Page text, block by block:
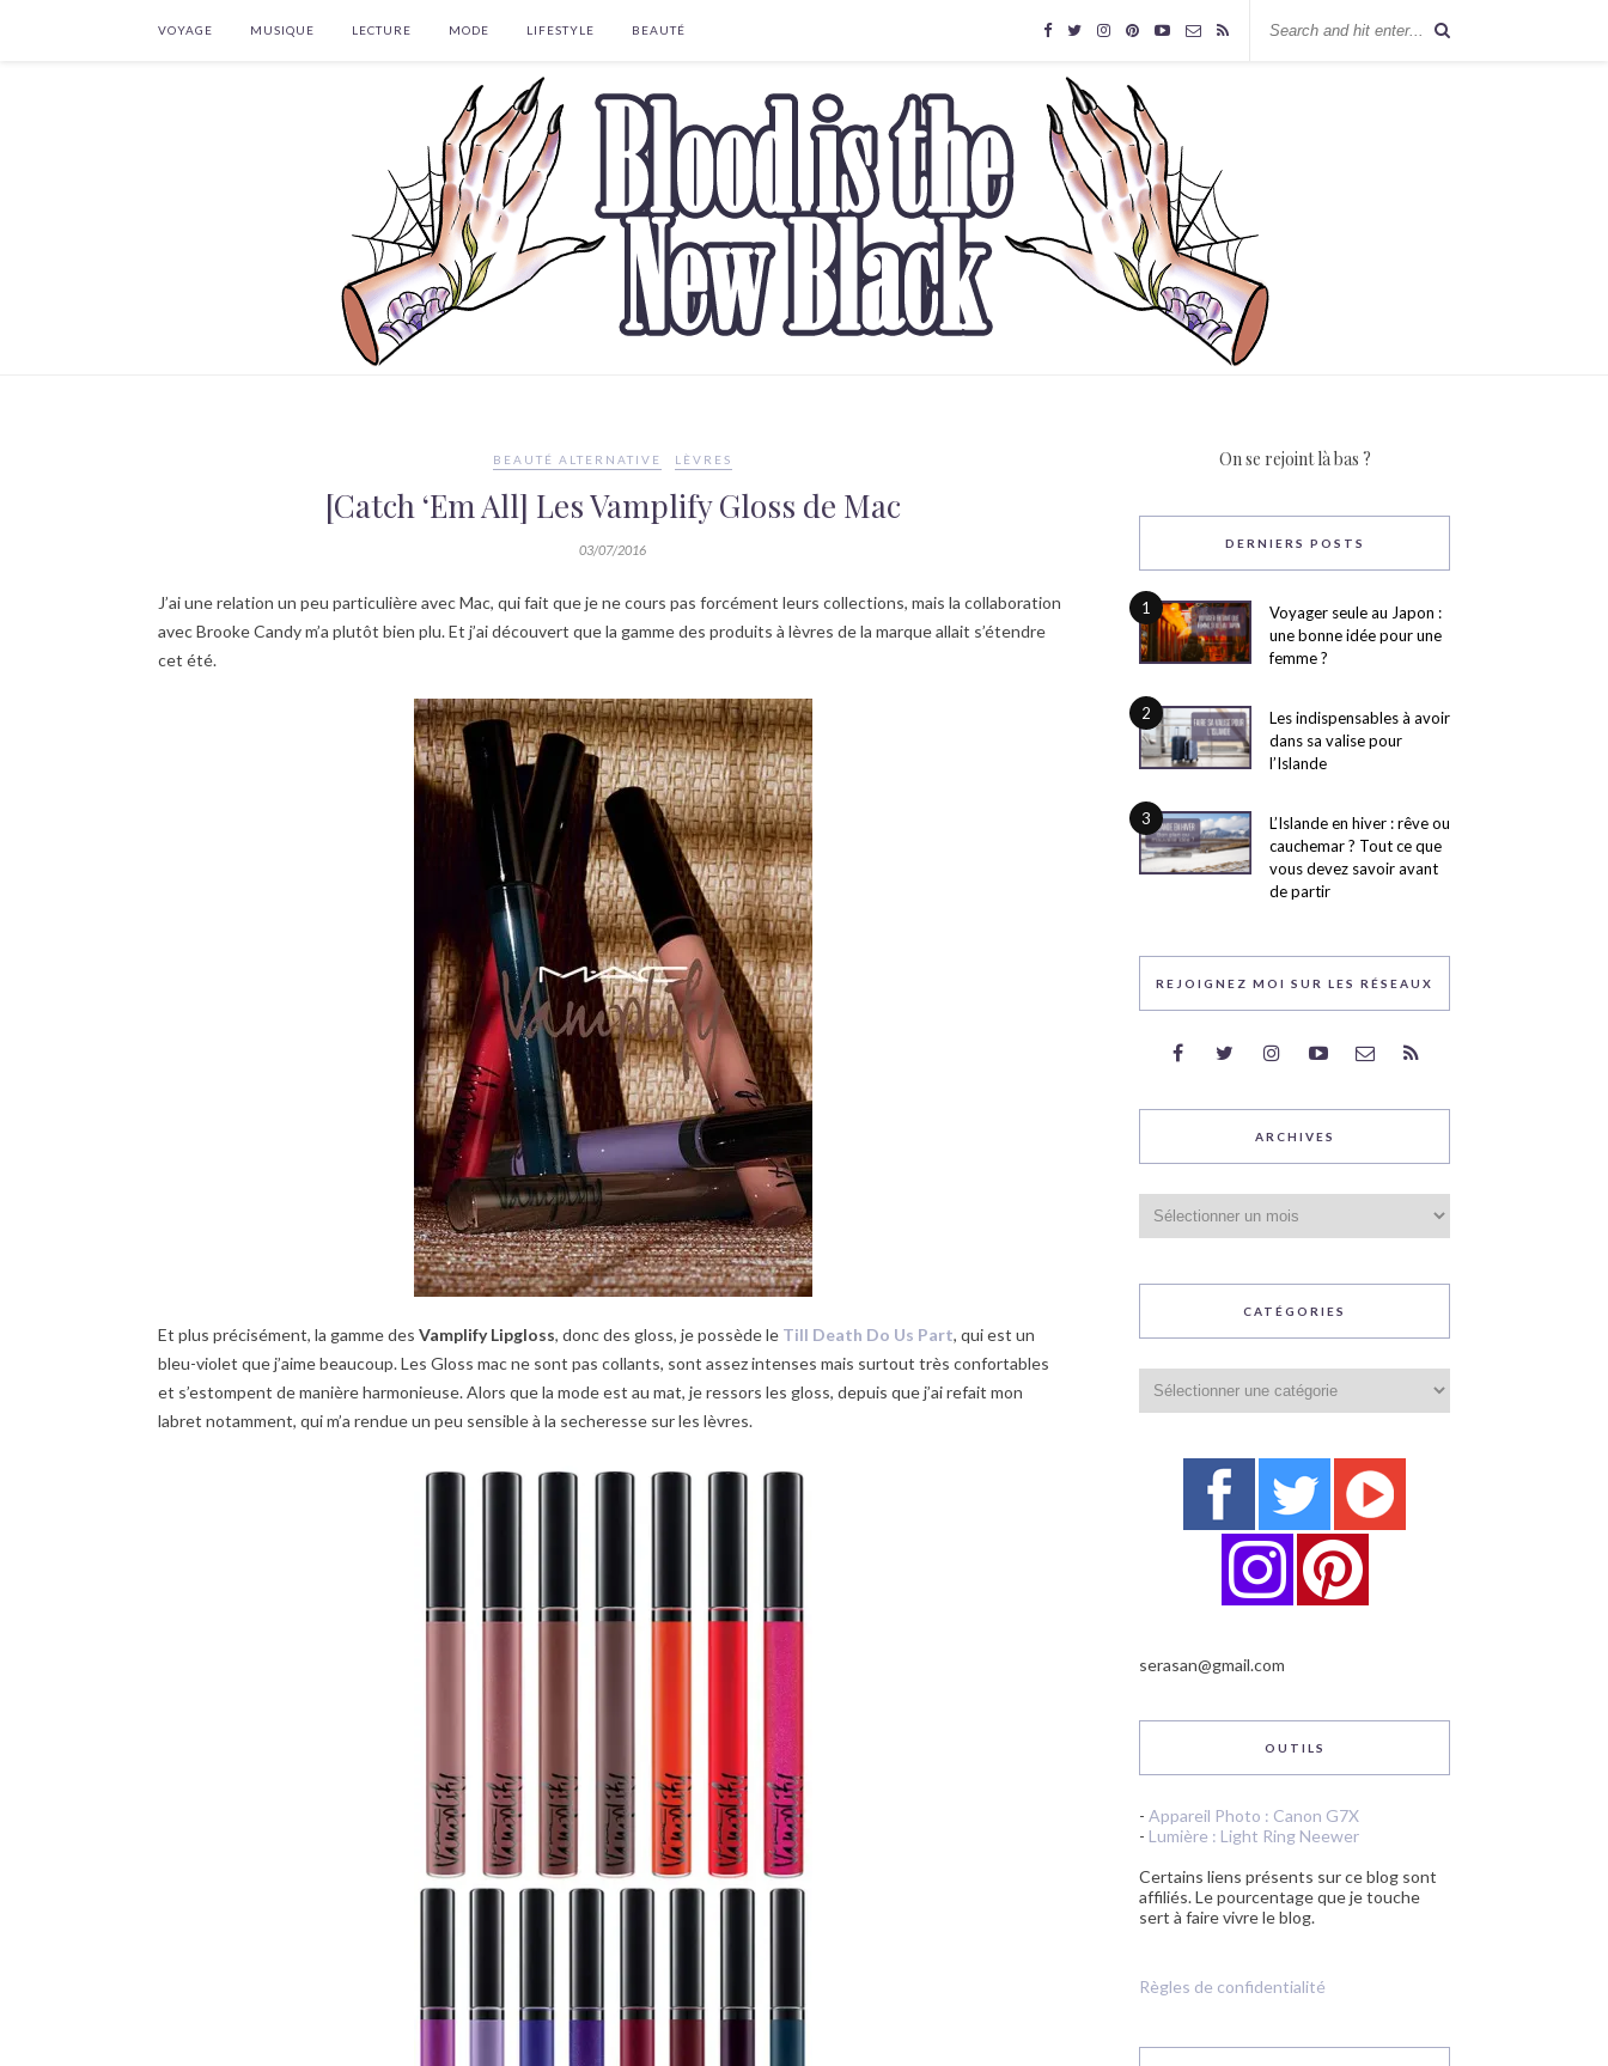
VOYAGE MUSIQUE LECTURE MODE LIFESTYLE BEAUTÉ
BEAUTÉ ALTERNATIVE LÈVRES
[Catch ‘Em All] Les Vamplify Gloss de Mac
03/07/2016
J’ai une relation un peu particulière avec Mac, qui fait que je ne cours pas forcément leurs collections, mais la collaboration
avec Brooke Candy m’a plutôt bien plu. Et j’ai découvert que la gamme des produits à lèvres de la marque allait s’étendre
cet été.
Et plus précisément, la gamme des Vamplify Lipgloss, donc des gloss, je possède le Till Death Do Us Part, qui est un
bleu-violet que j’aime beaucoup. Les Gloss mac ne sont pas collants, sont assez intenses mais surtout très confortables
et s’estompent de manière harmonieuse. Alors que la mode est au mat, je ressors les gloss, depuis que j’ai refait mon
labret notamment, qui m’a rendue un peu sensible à la secheresse sur les lèvres.
On se rejoint là bas ?
DERNIERS POSTS
1
Voyager seule au Japon :
une bonne idée pour une
femme ?
2
Les indispensables à avoir
dans sa valise pour
l’Islande
3
L’Islande en hiver : rêve ou
cauchemar ? Tout ce que
vous devez savoir avant
de partir
REJOIGNEZ MOI SUR LES RÉSEAUX
ARCHIVES
CATÉGORIES
serasan@gmail.com
OUTILS
- Appareil Photo : Canon G7X
- Lumière : Light Ring Neewer
Certains liens présents sur ce blog sont
affiliés. Le pourcentage que je touche
sert à faire vivre le blog.
Règles de confidentialité